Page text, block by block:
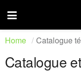
Home Catalogue
Catalogue